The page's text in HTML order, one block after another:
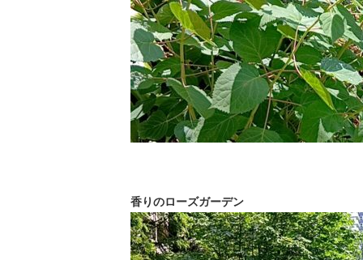
香りのローズガーデン